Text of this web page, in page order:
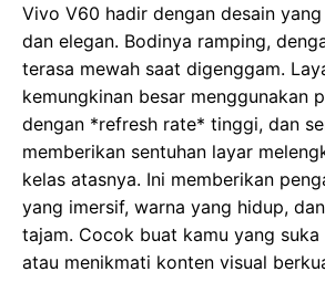
Vivo V60 hadir dengan desain
dan elegan. Bodinya ramping,
terasa mewah saat digenggam.
kemungkinan besar menggunakan
dengan *refresh rate* tinggi, dan
memberikan sentuhan layar
kelas atasnya. Ini memberikan
yang imersif, warna yang hidup,
tajam. Cocok buat kamu yang
atau menikmati konten visual